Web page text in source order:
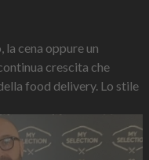
la cena oppure un
crescita che
food delivery. Lo stile